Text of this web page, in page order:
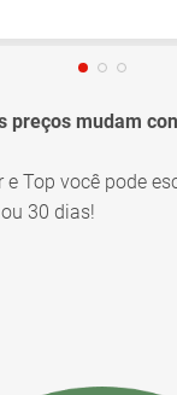
preços mudam
e Top você pode
30 dias!